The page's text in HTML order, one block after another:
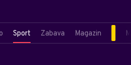
Sport Zabava Magazin